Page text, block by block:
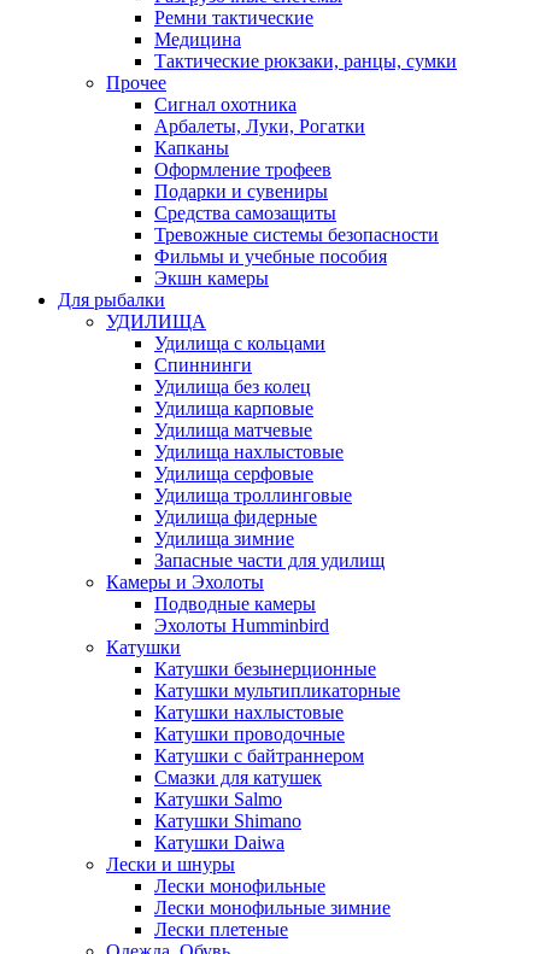
Ремни тактические
Медицина
Тактические рюкзаки, ранцы, сумки
Прочее
Сигнал охотника
Арбалеты, Луки, Рогатки
Капканы
Оформление трофеев
Подарки и сувениры
Средства самозащиты
Тревожные системы безопасности
Фильмы и учебные пособия
Экшн камеры
Для рыбалки
УДИЛИЩА
Удилища с кольцами
Спиннинги
Удилища без колец
Удилища карповые
Удилища матчевые
Удилища нахлыстовые
Удилища серфовые
Удилища троллинговые
Удилища фидерные
Удилища зимние
Запасные части для удилищ
Камеры и Эхолоты
Подводные камеры
Эхолоты Humminbird
Катушки
Катушки безынерционные
Катушки мультипликаторные
Катушки нахлыстовые
Катушки проводочные
Катушки с байтраннером
Смазки для катушек
Катушки Salmo
Катушки Shimano
Катушки Daiwa
Лески и шнуры
Лески монофильные
Лески монофильные зимние
Лески плетеные